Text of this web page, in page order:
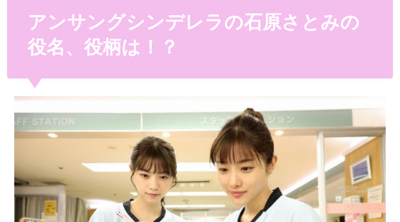
アンサングシンデレラの石原さとみの
役名、役柄は！？